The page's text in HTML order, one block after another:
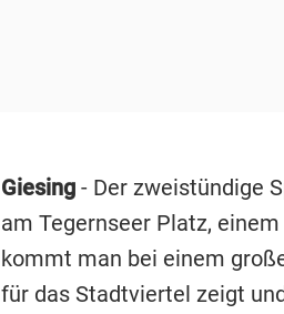
Giesing- Der zweistündige
am Tegernseer Platz,
kommt man bei einem
für das Stadtviertel zeigt